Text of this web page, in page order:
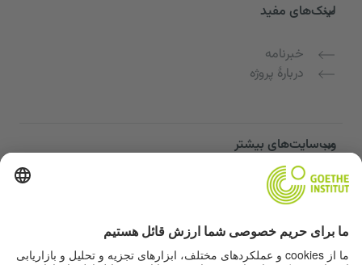
لینک‌های مفید
خبرنامه
دربارهٔ پروژه
وب‌سایت‌های بیشتر
Community “Deutsch für dich”
تمرین زبان آلمانی به صورت رایگان
دوره‌های زبان آلمانی مؤسسه گوته
پورتال معلمان "Deutschstunde"